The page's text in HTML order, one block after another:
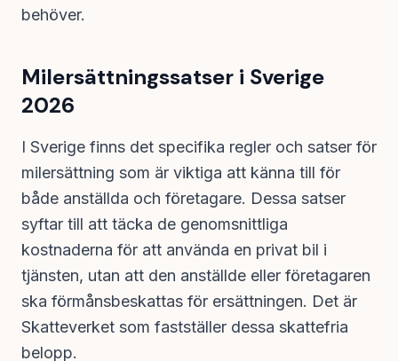
behöver.
Milersättningssatser i Sverige
2026
I Sverige finns det specifika regler och satser för
milersättning som är viktiga att känna till för
både anställda och företagare. Dessa satser
syftar till att täcka de genomsnittliga
kostnaderna för att använda en privat bil i
tjänsten, utan att den anställde eller företagaren
ska förmånsbeskattas för ersättningen. Det är
Skatteverket som fastställer dessa skattefria
belopp.